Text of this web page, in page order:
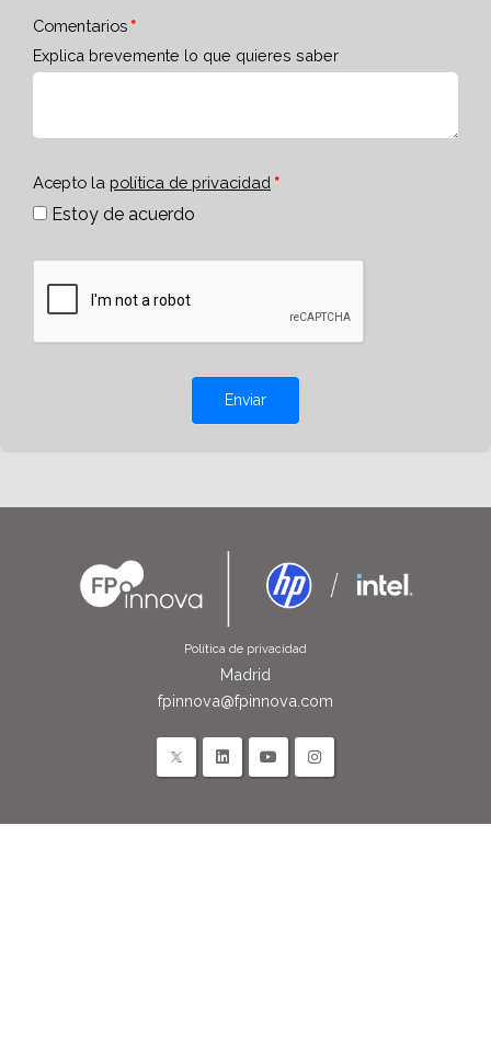
Comentarios
Explica brevemente lo que quieres saber
Acepto la política de privacidad
Estoy de acuerdo
Enviar
Política de privacidad
Madrid
fpinnova@fpinnova.com